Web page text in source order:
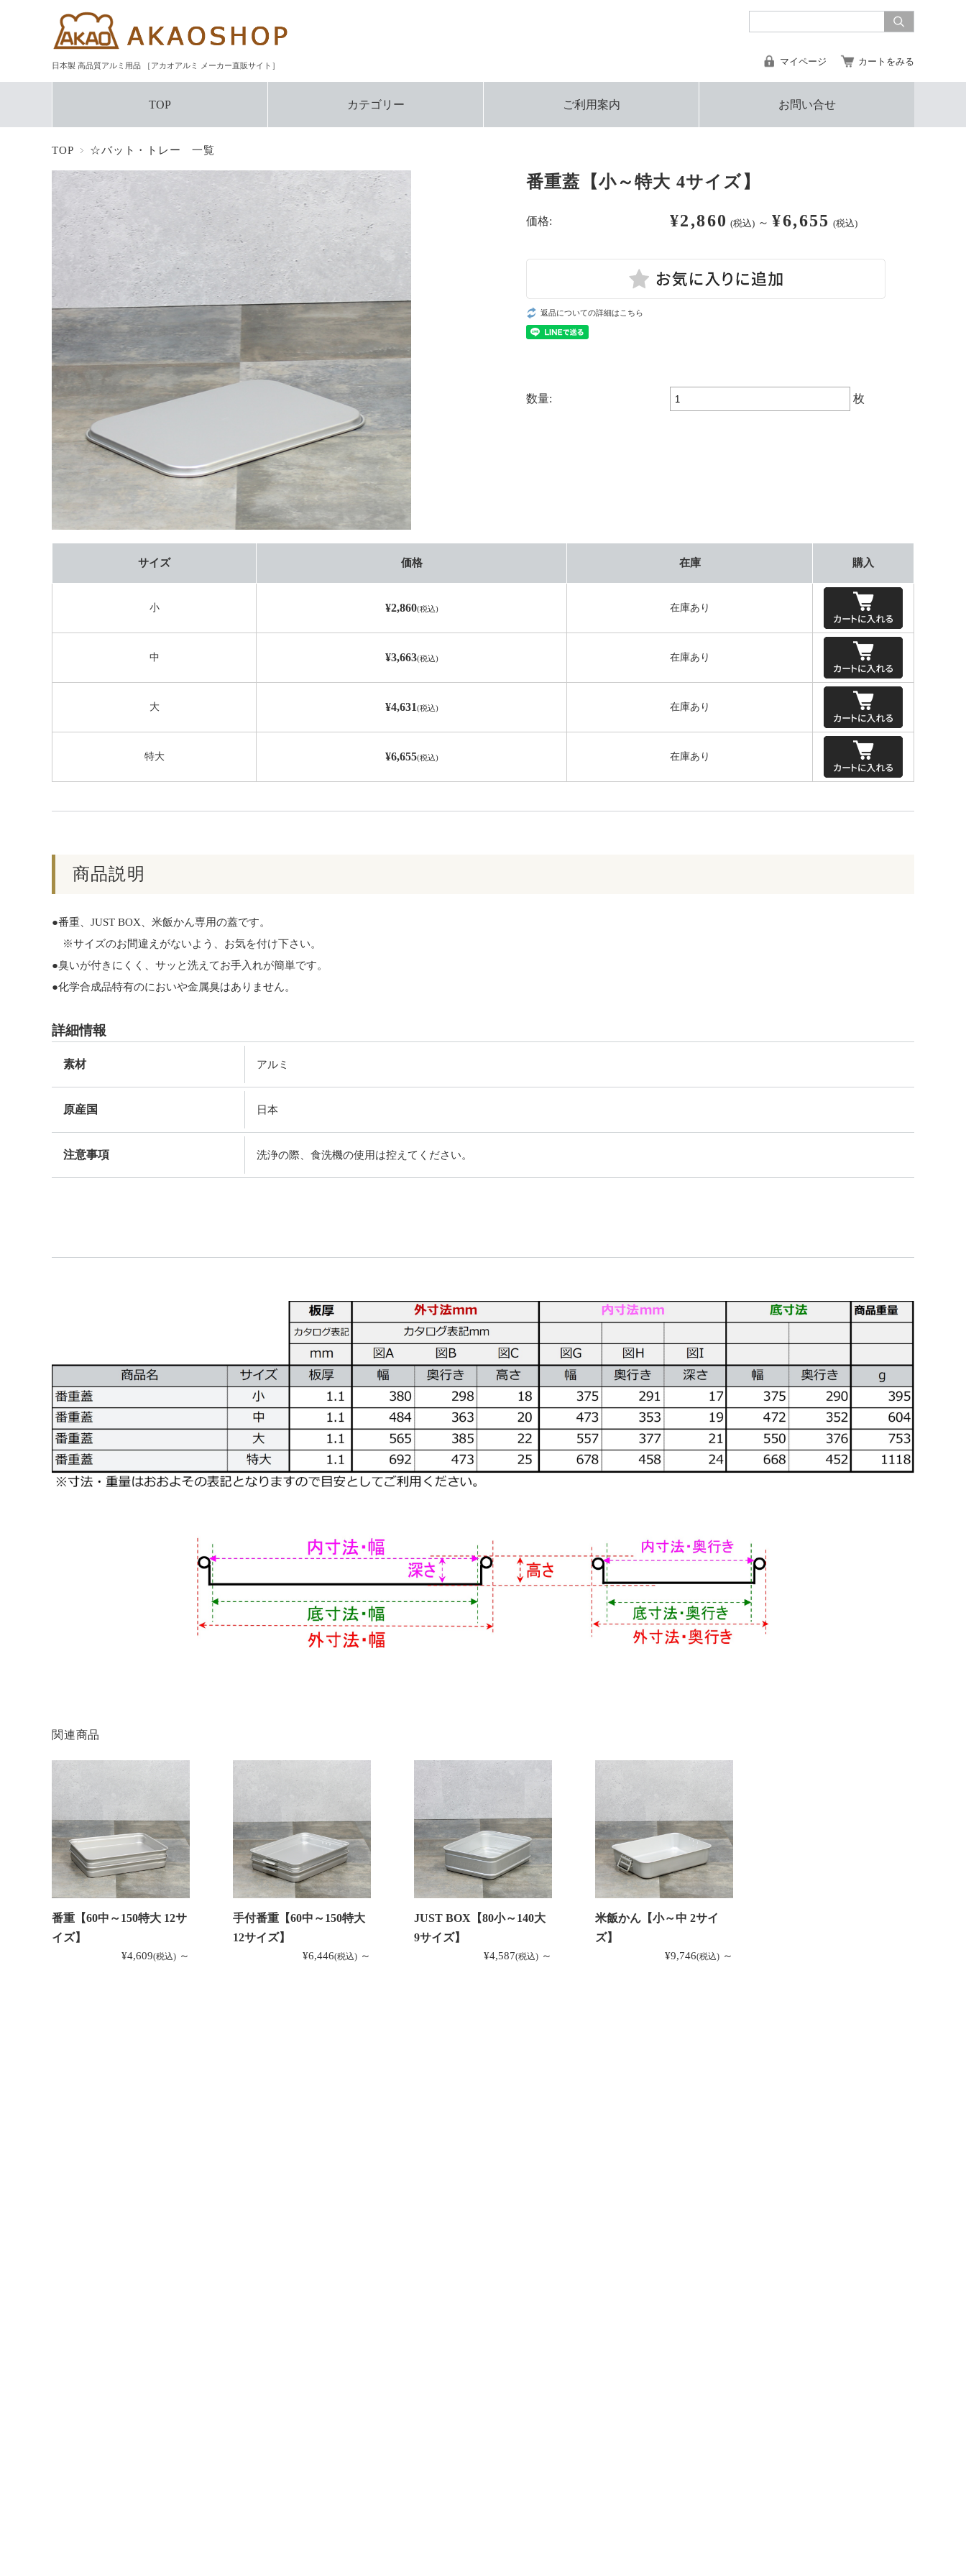
日本製 高品質アルミ用品 ［アカオアルミ メーカー直販サイト］ マイページ カートをみる
TOP カテゴリー ご利用案内 お問い合せ
TOP ☆バット・トレー 一覧
番重蓋【小～特大 4サイズ】
価格: ¥2,860 (税込) ～ ¥6,655 (税込)
返品についての詳細はこちら
数量: 枚
サイズ 価格 在庫 購入
小 ¥2,860(税込) 在庫あり
中 ¥3,663(税込) 在庫あり
大 ¥4,631(税込) 在庫あり
特大 ¥6,655(税込) 在庫あり
商品説明
●番重、JUST BOX、米飯かん専用の蓋です。
※サイズのお間違えがないよう、お気を付け下さい。
●臭いが付きにくく、サッと洗えてお手入れが簡単です。
●化学合成品特有のにおいや金属臭はありません。
詳細情報
素材 アルミ
原産国 日本
注意事項 洗浄の際、食洗機の使用は控えてください。
関連商品
番重【60中～150特大 12サ
イズ】
¥4,609(税込) ～
手付番重【60中～150特大
12サイズ】
¥6,446(税込) ～
JUST BOX【80小～140大
9サイズ】
¥4,587(税込) ～
米飯かん【小～中 2サイ
ズ】
¥9,746(税込) ～